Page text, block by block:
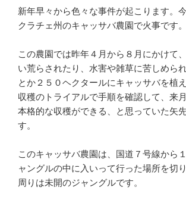
新年早々から色々な事件が起こります。
クラチェ州のキャッサバ農園で火事です。
この農園では昨年４月から８月にかけて
い荒らされたり、水害や雑草に苦しめら
とか２５０ヘクタールにキャッサバを植
収穫のトライアルで手順を確認して、来
本格的な収穫ができる、と思っていた矢
す。
このキャッサバ農園は、国道７号線から
ャングルの中に入いって行った場所を切
周りは未開のジャングルです。